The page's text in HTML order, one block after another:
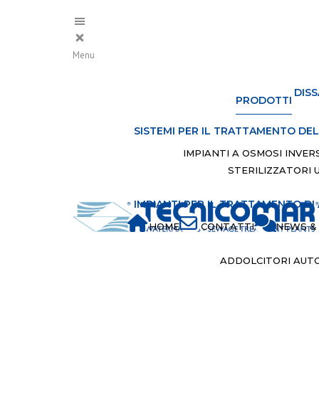
Menu
HOME CONTATTI NEWS &
PRODOTTI
SISTEMI PER IL TRATTAMENTO
IMPIANTI A OSMOSI
STERILIZZATORI
IMPIANTI PER IL TRATTAMENTO DI
ADDOLCITORI